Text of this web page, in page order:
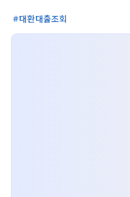
대환대출조회